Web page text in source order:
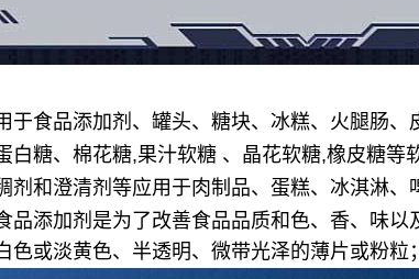
于食品添加剂、罐头、糖块、冰糕、火腿肠
白糖、棉花糖,果汁软糖 、晶花软糖,橡皮糖等
剂和澄清剂等应用于肉制品、蛋糕、冰淇淋
品添加剂是为了改善食品品质和色、香、味
色或淡黄色、半透明、微带光泽的薄片或粉